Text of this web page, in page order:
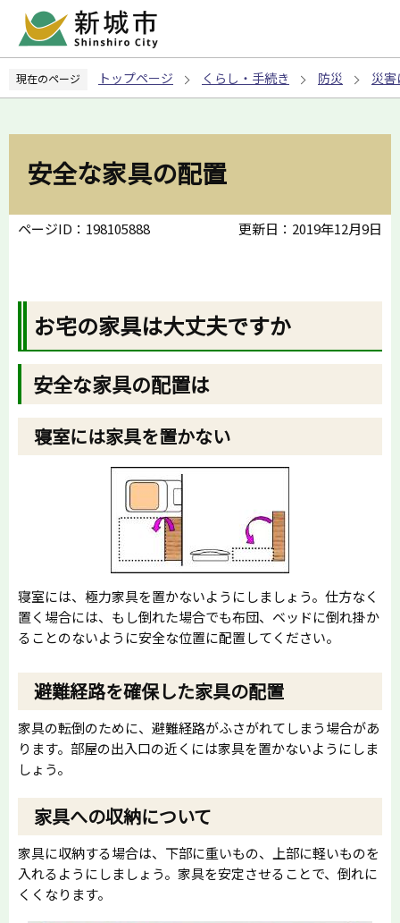
ペ
の
現在のページ トップページ くらし・手続き 防災 災
安全な家具の配置
ページID：198105888 更新日：2019年12月9日
お宅の家具は大丈夫ですか
安全な家具の配置は
寝室には家具を置かない
寝室には、極力家具を置かないようにしましょう。仕方なく
置く場合には、もし倒れた場合でも布団、ベッドに倒れ掛か
ることのないように安全な位置に配置してください。
避難経路を確保した家具の配置
家具の転倒のために、避難経路がふさがれてしまう場合があ
ります。部屋の出入口の近くには家具を置かないようにしま
しょう。
家具への収納について
家具に収納する場合は、下部に重いもの、上部に軽いものを
入れるようにしましょう。家具を安定させることで、倒れに
くくなります。